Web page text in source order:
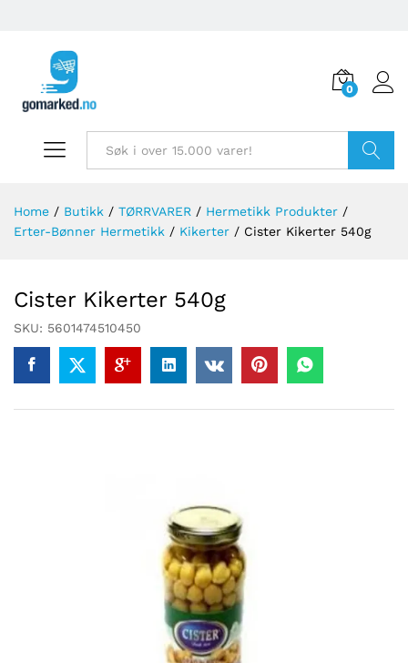
0
Home / Butikk / TØRRVARER / Hermetikk Produkter /
Erter-Bønner Hermetikk / Kikerter / Cister Kikerter 540g
Cister Kikerter 540g
SKU: 5601474510450